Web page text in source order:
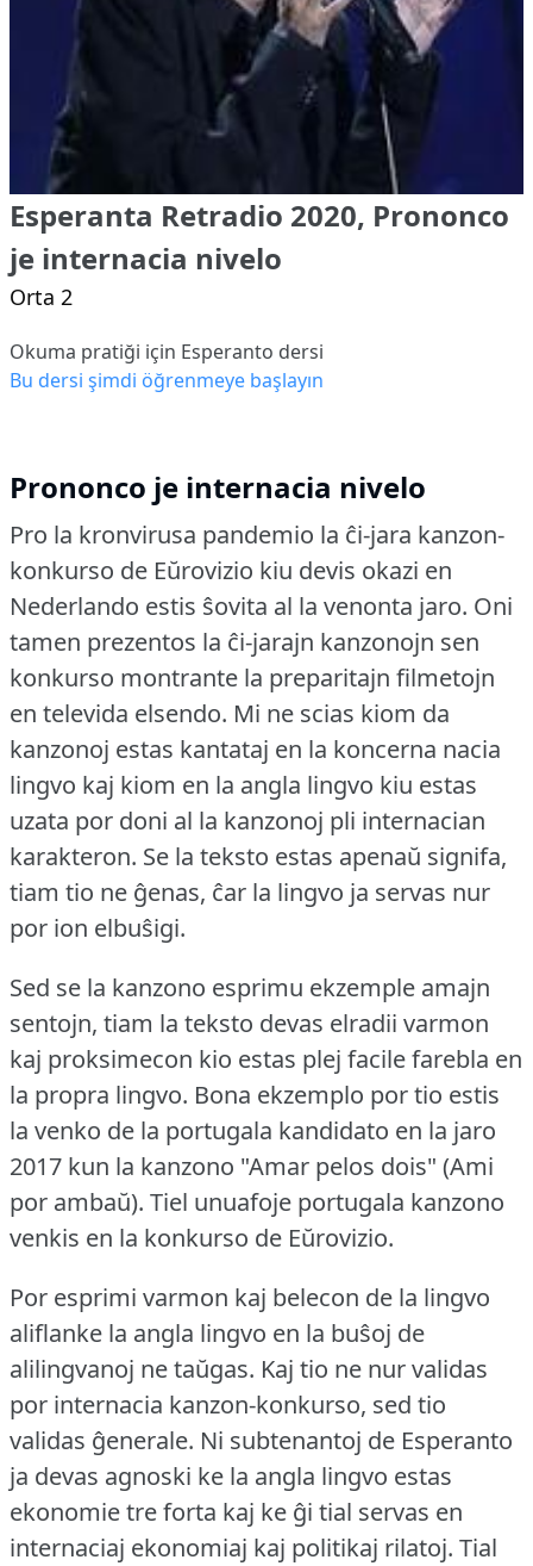
Esperanta Retradio 2020, Prononco
je internacia nivelo
Orta 2
Okuma pratiği için Esperanto dersi
Bu dersi şimdi öğrenmeye başlayın
Prononco je internacia nivelo
Pro la kronvirusa pandemio la ĉi-jara kanzon-
konkurso de Eŭrovizio kiu devis okazi en
Nederlando estis ŝovita al la venonta jaro. Oni
tamen prezentos la ĉi-jarajn kanzonojn sen
konkurso montrante la preparitajn filmetojn
en televida elsendo. Mi ne scias kiom da
kanzonoj estas kantataj en la koncerna nacia
lingvo kaj kiom en la angla lingvo kiu estas
uzata por doni al la kanzonoj pli internacian
karakteron. Se la teksto estas apenaŭ signifa,
tiam tio ne ĝenas, ĉar la lingvo ja servas nur
por ion elbuŝigi.
Sed se la kanzono esprimu ekzemple amajn
sentojn, tiam la teksto devas elradii varmon
kaj proksimecon kio estas plej facile farebla en
la propra lingvo. Bona ekzemplo por tio estis
la venko de la portugala kandidato en la jaro
2017 kun la kanzono "Amar pelos dois" (Ami
por ambaŭ). Tiel unuafoje portugala kanzono
venkis en la konkurso de Eŭrovizio.
Por esprimi varmon kaj belecon de la lingvo
aliflanke la angla lingvo en la buŝoj de
alilingvanoj ne taŭgas. Kaj tio ne nur validas
por internacia kanzon-konkurso, sed tio
validas ĝenerale. Ni subtenantoj de Esperanto
ja devas agnoski ke la angla lingvo estas
ekonomie tre forta kaj ke ĝi tial servas en
internaciaj ekonomiaj kaj politikaj rilatoj. Tial